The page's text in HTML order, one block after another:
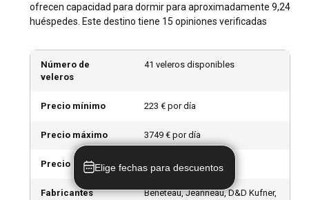
¿Cuáles son las mejores marinas y fondeaderos
El Puerto de Salerno es el mejor lugar para amarrar tu yate
de vela. Está bien equipado con instalaciones y servicios
ofrecen lugares serenos para echar el ancla y disfrutar de la
¿Debería alquilar un velero en Salerno con o sin
patrón?
Alquilar un velero con un capitán en Salerno puede mejorar
ofrecen capacidad para dormir para aproximadamente 9,24
huéspedes. Este destino tiene 15 opiniones verificadas
Número de
veleros
41 veleros disponibles
Precio mínimo 223 € por día
Precio máximo 3749 € por día
Precio medio 724 € por día
Fabricantes
Beneteau, Jeanneau, D&D Kufner,
Elige fechas para descuentos